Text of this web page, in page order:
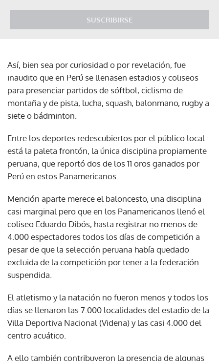
SUSCRIBIRSE
Así, bien sea por curiosidad o por revelación, fue
inaudito que en Perú se llenasen estadios y coliseos
para presenciar partidos de sóftbol, ciclismo de
montaña y de pista, lucha, squash, balonmano, rugby a
siete o bádminton.
Entre los deportes redescubiertos por el público local
está la paleta frontón, la única disciplina propiamente
peruana, que reportó dos de los 11 oros ganados por
Perú en estos Panamericanos.
Mención aparte merece el baloncesto, una disciplina
casi marginal pero que en los Panamericanos llenó el
coliseo Eduardo Dibós, hasta registrar no menos de
4.000 espectadores todos los días de competición a
pesar de que la selección peruana había quedado
excluida de la competición por tener a la federación
suspendida.
El atletismo y la natación no fueron menos y todos los
días se llenaron las 7.000 localidades del estadio de la
Villa Deportiva Nacional (Videna) y las casi 4.000 del
centro acuático.
A ello también contribuyeron la presencia de algunas